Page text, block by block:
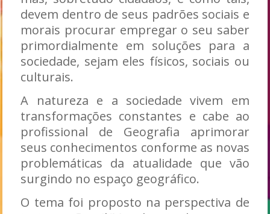
devem dentro de seus padrões sociais e
morais procurar empregar o seu saber
primordialmente em soluções para a
sociedade, sejam eles físicos, sociais ou
culturais.
A natureza e a sociedade vivem em
transformações constantes e cabe ao
profissional de Geografia aprimorar
seus conhecimentos conforme as novas
problemáticas da atualidade que vão
surgindo no espaço geográfico.
O tema foi proposto na perspectiva de